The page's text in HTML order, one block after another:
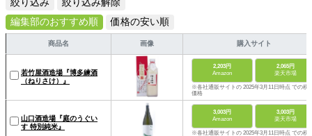
絞り込み
絞り込み解除
編集部のおすすめ順
価格の安い順
商品名 画像 購入サイト
若竹屋酒造場『博多練酒
（ねりさけ）』
2,203円
Amazon
2,065円
楽天市場
※各社通販サイトの 2025年3月11日時点 での税
価格
山口酒造場『庭のうぐい
す 特別純米』
3,003円
Amazon
3,003円
楽天市場
※各社通販サイトの 2025年3月11日時点 での税